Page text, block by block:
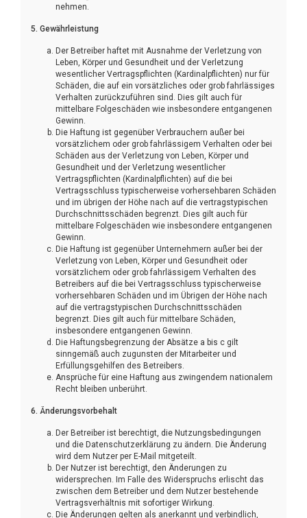
nehmen.
5. Gewährleistung
Der Betreiber haftet mit Ausnahme der Verletzung von
Leben, Körper und Gesundheit und der Verletzung
wesentlicher Vertragspflichten (Kardinalpflichten) nur für
Schäden, die auf ein vorsätzliches oder grob fahrlässiges
Verhalten zurückzuführen sind. Dies gilt auch für
mittelbare Folgeschäden wie insbesondere entgangenen
Gewinn.
Die Haftung ist gegenüber Verbrauchern außer bei
vorsätzlichem oder grob fahrlässigem Verhalten oder bei
Schäden aus der Verletzung von Leben, Körper und
Gesundheit und der Verletzung wesentlicher
Vertragspflichten (Kardinalpflichten) auf die bei
Vertragsschluss typischerweise vorhersehbaren Schäden
und im übrigen der Höhe nach auf die vertragstypischen
Durchschnittsschäden begrenzt. Dies gilt auch für
mittelbare Folgeschäden wie insbesondere entgangenen
Gewinn.
Die Haftung ist gegenüber Unternehmern außer bei der
Verletzung von Leben, Körper und Gesundheit oder
vorsätzlichem oder grob fahrlässigem Verhalten des
Betreibers auf die bei Vertragsschluss typischerweise
vorhersehbaren Schäden und im Übrigen der Höhe nach
auf die vertragstypischen Durchschnittsschäden
begrenzt. Dies gilt auch für mittelbare Schäden,
insbesondere entgangenen Gewinn.
Die Haftungsbegrenzung der Absätze a bis c gilt
sinngemäß auch zugunsten der Mitarbeiter und
Erfüllungsgehilfen des Betreibers.
Ansprüche für eine Haftung aus zwingendem nationalem
Recht bleiben unberührt.
6. Änderungsvorbehalt
Der Betreiber ist berechtigt, die Nutzungsbedingungen
und die Datenschutzerklärung zu ändern. Die Änderung
wird dem Nutzer per E-Mail mitgeteilt.
Der Nutzer ist berechtigt, den Änderungen zu
widersprechen. Im Falle des Widerspruchs erlischt das
zwischen dem Betreiber und dem Nutzer bestehende
Vertragsverhältnis mit sofortiger Wirkung.
Die Änderungen gelten als anerkannt und verbindlich,